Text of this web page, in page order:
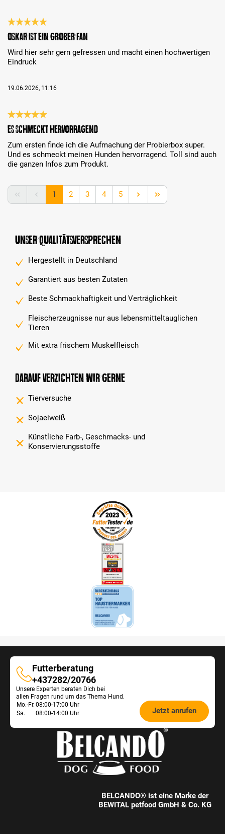
Bewertung mit 5 von 5 Sternen
Oskar ist ein großer Fan
Wird hier sehr gern gefressen und macht einen hochwertigen
Eindruck
19.06.2026, 11:16
Bewertung mit 5 von 5 Sternen
Es schmeckt hervorragend
Zum ersten finde ich die Aufmachung der Probierbox super.
Und es schmeckt meinen Hunden hervorragend. Toll sind auch
die ganzen Infos zum Produkt.
Seite
1 Seite
2 Seite
3 Seite
4 Seite
5
Unser Qualitätsversprechen
Hergestellt in Deutschland
Garantiert aus besten Zutaten
Beste Schmackhaftigkeit und Verträglichkeit
Fleischerzeugnisse nur aus lebensmitteltauglichen
Tieren
Mit extra frischem Muskelfleisch
Darauf verzichten wir gerne
Tierversuche
Sojaeiweiß
Künstliche Farb-, Geschmacks- und
Konservierungsstoffe
Futterberatung
Futterberatung
+437282/20766
Unsere Experten beraten Dich bei
allen Fragen rund um das Thema Hund.
Öffnungszeiten
Mo.-Fr. 08:00-17:00 Uhr
Sa.
08:00-14:00 Uhr Jetzt anrufen
BELCANDO® ist eine Marke der
BEWITAL petfood GmbH & Co. KG